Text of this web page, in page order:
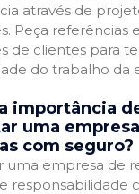
através de
Peça referências
de clientes para
do trabalho da
importância
uma
com seguro?
uma empresa de
responsabilidade